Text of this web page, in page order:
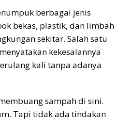
berbagai jenis
bekas, plastik, dan limbah
sekitar. Salah satu
kekesalannya
kali tanpa adanya
sampah di sini.
Tapi tidak ada tindakan